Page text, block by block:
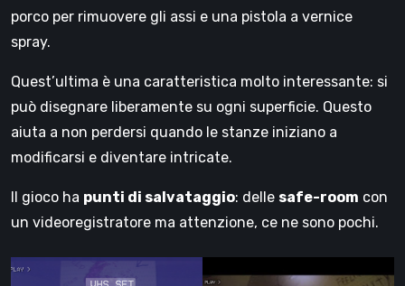
porco per rimuovere gli assi e una pistola a vernice
spray.
Quest’ultima è una caratteristica molto interessante: si
può disegnare liberamente su ogni superficie. Questo
aiuta a non perdersi quando le stanze iniziano a
modificarsi e diventare intricate.
Il gioco ha punti di salvataggio: delle safe-room con
un videoregistratore ma attenzione, ce ne sono pochi.